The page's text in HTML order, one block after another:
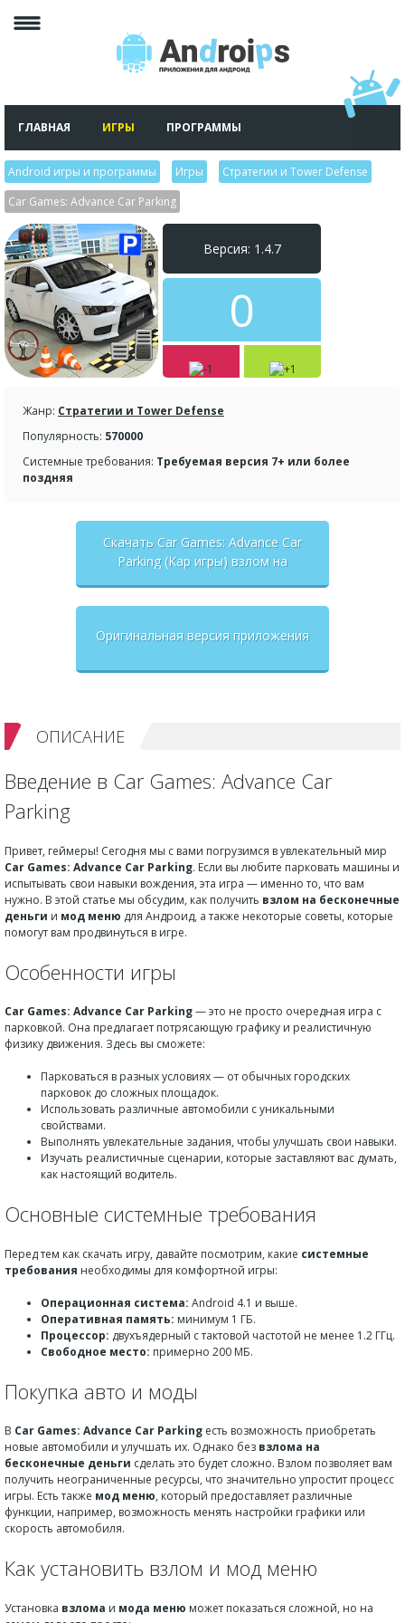
ГЛАВНАЯ ИГРЫ ПРОГРАММЫ
Android игры и программы Игры Стратегии и Tower Defense
Car Games: Advance Car Parking
Версия: 1.4.7
0
Жанр: Стратегии и Tower Defense
Популярность: 570000
Системные требования: Требуемая версия 7+ или более
поздняя
Скачать Car Games: Advance Car
Parking (Кар игры) взлом на
Оригинальная версия приложения
ОПИСАНИЕ
Введение в Car Games: Advance Car
Parking
Привет, геймеры! Сегодня мы с вами погрузимся в увлекательный мир
Car Games: Advance Car Parking. Если вы любите парковать машины и
испытывать свои навыки вождения, эта игра — именно то, что вам
нужно. В этой статье мы обсудим, как получить взлом на бесконечные
деньги и мод меню для Андроид, а также некоторые советы, которые
помогут вам продвинуться в игре.
Особенности игры
Car Games: Advance Car Parking— это не просто очередная игра с
парковкой. Она предлагает потрясающую графику и реалистичную
физику движения. Здесь вы сможете:
Парковаться в разных условиях — от обычных городских
парковок до сложных площадок.
Использовать различные автомобили с уникальными
свойствами.
Выполнять увлекательные задания, чтобы улучшать свои навыки.
Изучать реалистичные сценарии, которые заставляют вас думать,
как настоящий водитель.
Основные системные требования
Перед тем как скачать игру, давайте посмотрим, какие системные
требования необходимы для комфортной игры:
Операционная система: Android 4.1 и выше.
Оперативная память: минимум 1 ГБ.
Процессор: двухъядерный с тактовой частотой не менее 1.2 ГГц.
Свободное место: примерно 200 МБ.
Покупка авто и моды
В Car Games: Advance Car Parking есть возможность приобретать
новые автомобили и улучшать их. Однако без взлома на
бесконечные деньги сделать это будет сложно. Взлом позволяет вам
получить неограниченные ресурсы, что значительно упростит процесс
игры. Есть также мод меню, который предоставляет различные
функции, например, возможность менять настройки графики или
скорость автомобиля.
Как установить взлом и мод меню
Установка взлома и мода меню может показаться сложной, но на